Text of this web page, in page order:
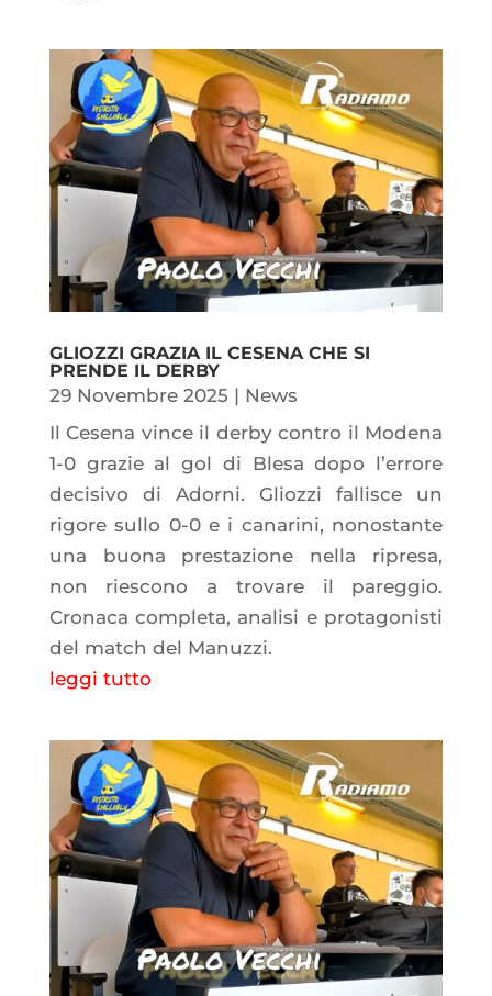
GLIOZZI GRAZIA IL CESENA CHE SI
PRENDE IL DERBY
29 Novembre 2025 | News
Il Cesena vince il derby contro il Modena
1-0 grazie al gol di Blesa dopo l’errore
decisivo di Adorni. Gliozzi fallisce un
rigore sullo 0-0 e i canarini, nonostante
una buona prestazione nella ripresa,
non riescono a trovare il pareggio.
Cronaca completa, analisi e protagonisti
del match del Manuzzi.
leggi tutto